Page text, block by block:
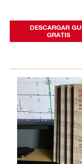
DESCARGAR
GRATIS